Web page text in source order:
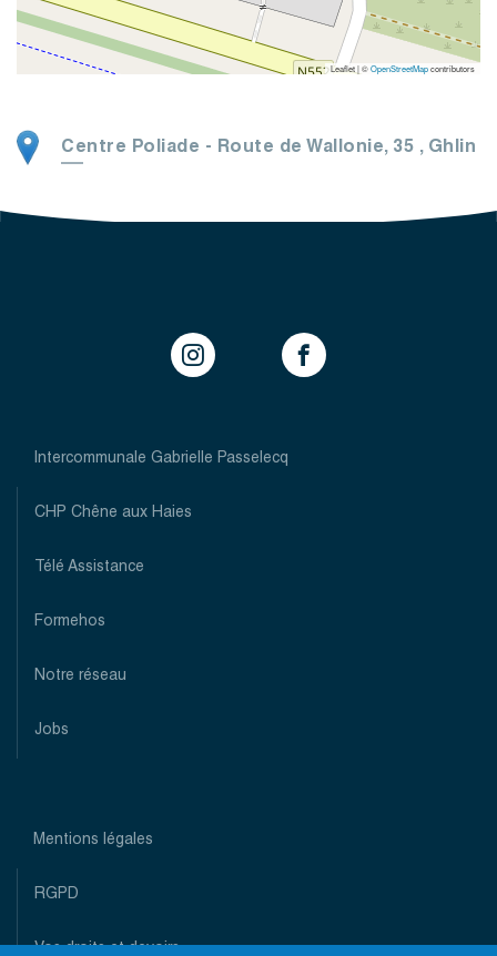
Leaflet | ©OpenStreetMapcontributors
Centre Poliade - Route de Wallonie, 35 , Ghlin
Pied
page
Intercommunale Gabrielle Passelecq
CHP Chêne aux Haies
Télé Assistance
Formehos
Notre réseau
Jobs
Pied
page
Mentions légales
RGPD
Vos droits et devoirs